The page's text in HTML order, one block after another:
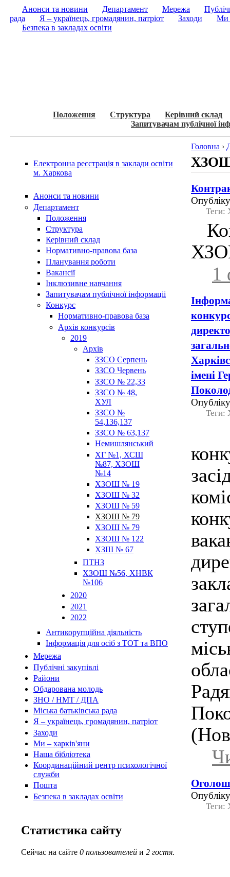
Анонси та новини Департамент Мережа
рада
Я – українець, громадянин, патріот Заходи
Ми
Безпека в закладах освіти
Положення Структура
Керівний склад
Запитувачам публічної
Електронна реєстрація в заклади освіти
м. Харкова
Анонси та новини
Департамент
Положення
Структура
Керівний склад
Нормативно-правова база
Планування роботи
Вакансії
Інклюзивне навчання
Запитувачам публічної інформаціі
Конкурс
Нормативно-правова база
Архів конкурсів
2019
Архів
ЗЗСО Серпень
ЗЗСО Червень
ЗЗСО № 22,33
ЗЗСО № 48,
ХУЛ
ЗЗСО №
54,136,137
ЗЗСО № 63,137
Немишлянський
ХГ №1, ХСШ
№87, ХЗОШ
№14
ХЗОШ № 19
ХЗОШ № 32
ХЗОШ № 59
ХЗОШ № 79
ХЗОШ № 79
ХЗОШ № 122
ХЗШ № 67
ПТНЗ
ХЗОШ №56, ХНВК
№106
2020
2021
2022
Антикорупційна діяльність
Інформація для осіб з ТОТ та ВПО
Мережа
Публічні закупівлі
Райони
Обдарована молодь
ЗНО / НМТ / ДПА
Міська батьківська рада
Я – українець, громадянин, патріот
Заходи
Ми – харків'яни
Наша бібліотека
Координаційний центр психологічної
служби
Пошта
Безпека в закладах освіти
Статистика сайту
Сейчас на сайте 0 пользователей и 2 гостя.
Головна ›
1
імені